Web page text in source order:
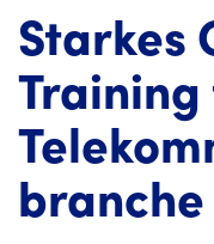
Starkes
branche